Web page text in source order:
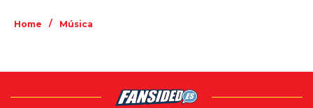
Home / Música